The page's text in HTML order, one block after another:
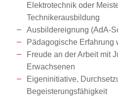
Elektrotechnik oder
Technikerausbildung
Ausbildereignung (AdA-
Pädagogische Erfahrung
Freude an der Arbeit mit
Erwachsenen
Eigeninitiative,
Begeisterungsfähigkeit